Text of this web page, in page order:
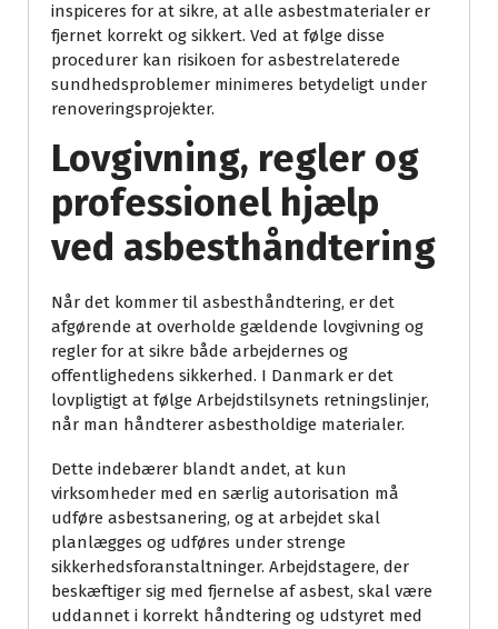
inspiceres for at sikre, at alle asbestmaterialer er
fjernet korrekt og sikkert. Ved at følge disse
procedurer kan risikoen for asbestrelaterede
sundhedsproblemer minimeres betydeligt under
renoveringsprojekter.
Lovgivning, regler og
professionel hjælp
ved asbesthåndtering
Når det kommer til asbesthåndtering, er det
afgørende at overholde gældende lovgivning og
regler for at sikre både arbejdernes og
offentlighedens sikkerhed. I Danmark er det
lovpligtigt at følge Arbejdstilsynets retningslinjer,
når man håndterer asbestholdige materialer.
Dette indebærer blandt andet, at kun
virksomheder med en særlig autorisation må
udføre asbestsanering, og at arbejdet skal
planlægges og udføres under strenge
sikkerhedsforanstaltninger. Arbejdstagere, der
beskæftiger sig med fjernelse af asbest, skal være
uddannet i korrekt håndtering og udstyret med